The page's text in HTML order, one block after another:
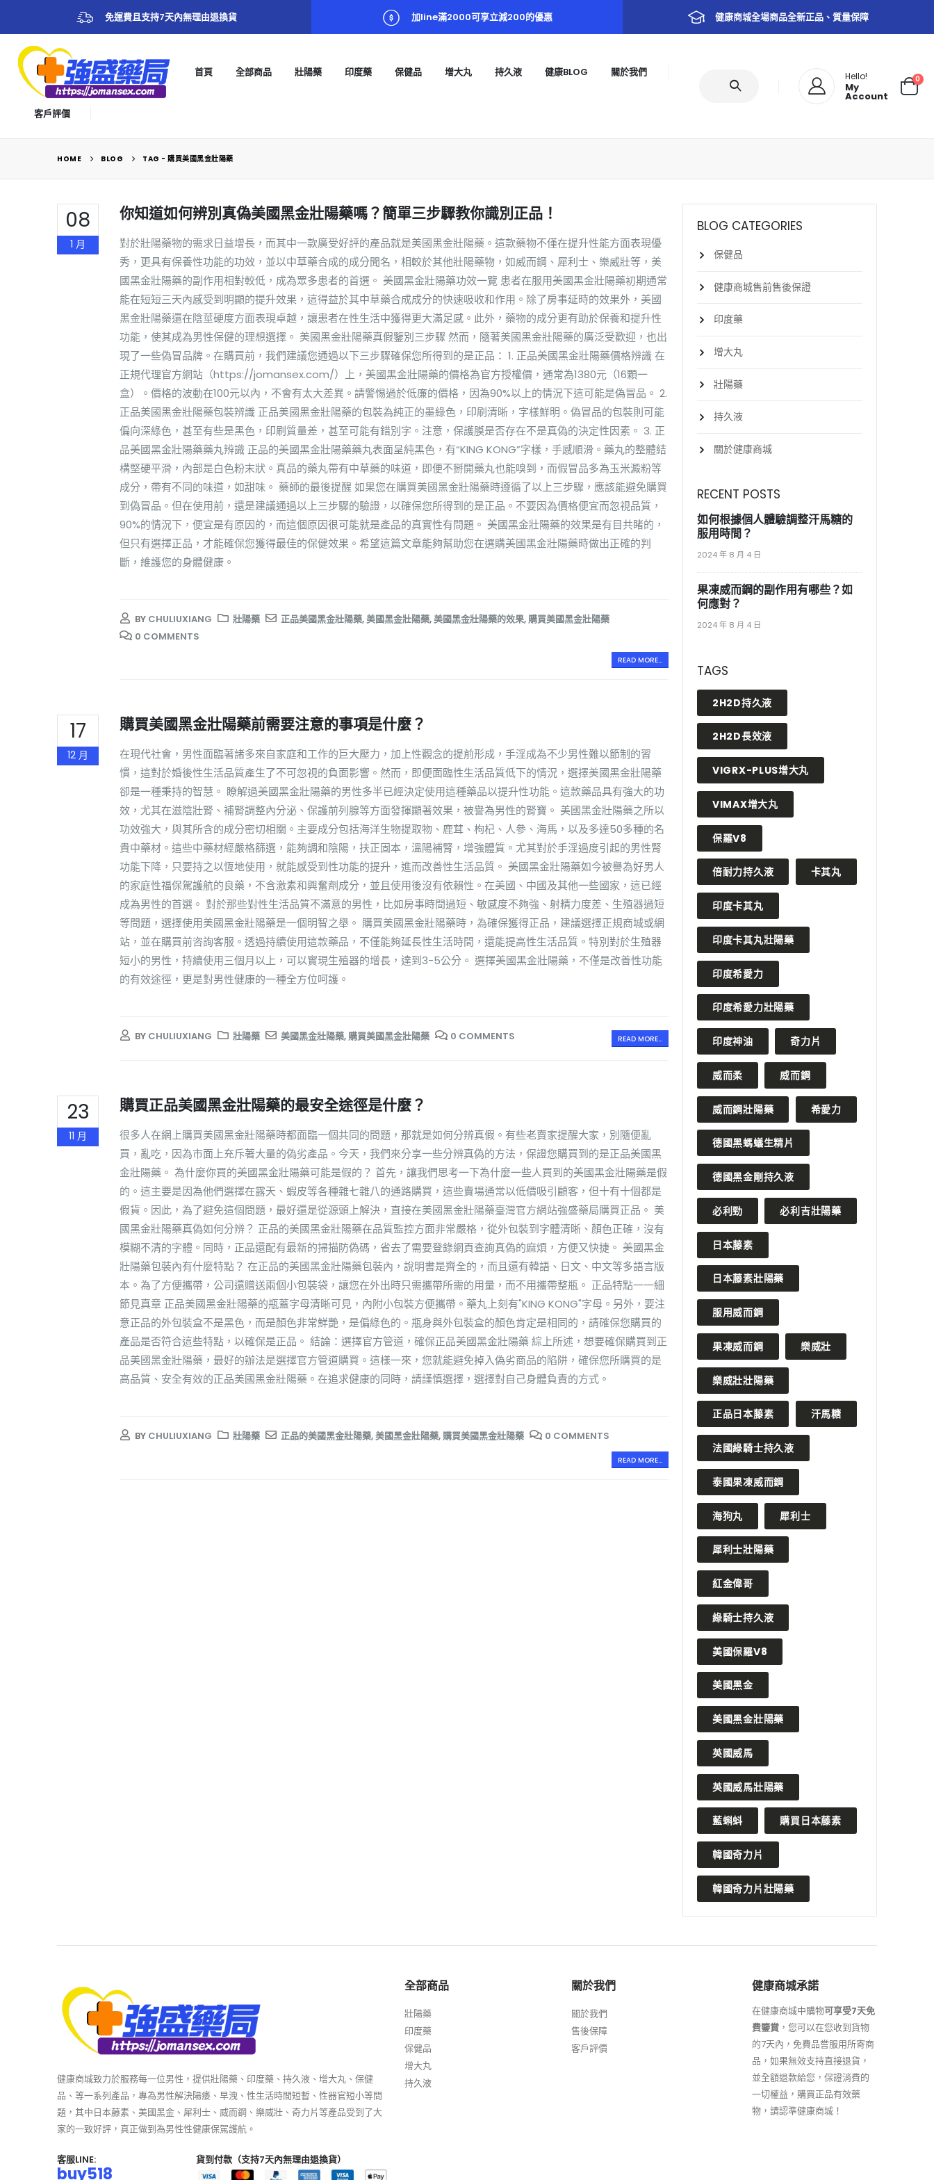
免運費且支持7天內無理由退換貨 加line滿2000可享立減200的優惠 健康商城全場商品全新正品、質量保障
首頁 全部商品 壯陽藥 印度藥 保健品 增大丸 持久液 健康BLOG 關於我們
客戶評價
Hello!
My
Account
0
HOME BLOG TAG - 購買美國黑金壯陽藥
08
1 月
你知道如何辨別真偽美國黑金壯陽藥嗎？簡單三步驟教你識別正品！
對於壯陽藥物的需求日益增長，而其中一款廣受好評的產品就是美國黑金壯陽藥。這款藥物不僅在提升性能方面表現優
秀，更具有保養性功能的功效，並以中草藥合成的成分聞名，相較於其他壯陽藥物，如威而鋼、犀利士、樂威壯等，美
國黑金壯陽藥的副作用相對較低，成為眾多患者的首選。 美國黑金壯陽藥功效一覽 患者在服用美國黑金壯陽藥初期通常
能在短短三天內感受到明顯的提升效果，這得益於其中草藥合成成分的快速吸收和作用。除了房事延時的效果外，美國
黑金壯陽藥還在陰莖硬度方面表現卓越，讓患者在性生活中獲得更大滿足感。此外，藥物的成分更有助於保養和提升性
功能，使其成為男性保健的理想選擇。 美國黑金壯陽藥真假鑒別三步驟 然而，隨著美國黑金壯陽藥的廣泛受歡迎，也出
現了一些偽冒品牌。在購買前，我們建議您通過以下三步驟確保您所得到的是正品： 1. 正品美國黑金壯陽藥價格辨識 在
正規代理官方網站（https://jomansex.com/）上，美國黑金壯陽藥的價格為官方授權價，通常為1380元（16顆一
盒）。價格的波動在100元以內，不會有太大差異。請警惕過於低廉的價格，因為90%以上的情況下這可能是偽冒品。 2.
正品美國黑金壯陽藥包裝辨識 正品美國黑金壯陽藥的包裝為純正的墨綠色，印刷清晰，字樣鮮明。偽冒品的包裝則可能
偏向深綠色，甚至有些是黑色，印刷質量差，甚至可能有錯別字。注意，保護膜是否存在不是真偽的決定性因素。 3. 正
品美國黑金壯陽藥藥丸辨識 正品的美國黑金壯陽藥藥丸表面呈純黑色，有“KING KONG”字樣，手感順滑。藥丸的整體結
構堅硬平滑，內部是白色粉末狀。真品的藥丸帶有中草藥的味道，即便不掰開藥丸也能嗅到，而假冒品多為玉米澱粉等
成分，帶有不同的味道，如甜味。 藥師的最後提醒 如果您在購買美國黑金壯陽藥時遵循了以上三步驟，應該能避免購買
到偽冒品。但在使用前，還是建議通過以上三步驟的驗證，以確保您所得到的是正品。不要因為價格便宜而忽視品質，
90%的情況下，便宜是有原因的，而這個原因很可能就是產品的真實性有問題。 美國黑金壯陽藥的效果是有目共睹的，
但只有選擇正品，才能確保您獲得最佳的保健效果。希望這篇文章能夠幫助您在選購美國黑金壯陽藥時做出正確的判
斷，維護您的身體健康。
BY CHULIUXIANG 壯陽藥 正品美國黑金壯陽藥,美國黑金壯陽藥,美國黑金壯陽藥的效果,購買美國黑金壯陽藥
0 COMMENTS
READ MORE...
17
12 月
購買美國黑金壯陽藥前需要注意的事項是什麼？
在現代社會，男性面臨著諸多來自家庭和工作的巨大壓力，加上性觀念的提前形成，手淫成為不少男性難以節制的習
慣，這對於婚後性生活品質產生了不可忽視的負面影響。然而，即便面臨性生活品質低下的情況，選擇美國黑金壯陽藥
卻是一種秉持的智慧。 瞭解過美國黑金壯陽藥的男性多半已經決定使用這種藥品以提升性功能。這款藥品具有強大的功
效，尤其在滋陰壯腎、補腎調整內分泌、保護前列腺等方面發揮顯著效果，被譽為男性的腎寶。 美國黑金壯陽藥之所以
功效強大，與其所含的成分密切相關。主要成分包括海洋生物提取物、鹿茸、枸杞、人參、海馬，以及多達50多種的名
貴中藥材。這些中藥材經嚴格篩選，能夠調和陰陽，扶正固本，溫陽補腎，增強體質。尤其對於手淫過度引起的男性腎
功能下降，只要持之以恆地使用，就能感受到性功能的提升，進而改善性生活品質。 美國黑金壯陽藥如今被譽為好男人
的家庭性福保駕護航的良藥，不含激素和興奮劑成分，並且使用後沒有依賴性。在美國、中國及其他一些國家，這已經
成為男性的首選。 對於那些對性生活品質不滿意的男性，比如房事時間過短、敏感度不夠強、射精力度差、生殖器過短
等問題，選擇使用美國黑金壯陽藥是一個明智之舉。 購買美國黑金壯陽藥時，為確保獲得正品，建議選擇正規商城或網
站，並在購買前咨詢客服。透過持續使用這款藥品，不僅能夠延長性生活時間，還能提高性生活品質。特別對於生殖器
短小的男性，持續使用三個月以上，可以實現生殖器的增長，達到3-5公分。 選擇美國黑金壯陽藥，不僅是改善性功能
的有效途徑，更是對男性健康的一種全方位呵護。
BY CHULIUXIANG 壯陽藥 美國黑金壯陽藥,購買美國黑金壯陽藥 0 COMMENTS READ MORE...
23
11 月
購買正品美國黑金壯陽藥的最安全途徑是什麼？
很多人在網上購買美國黑金壯陽藥時都面臨一個共同的問題，那就是如何分辨真假。有些老賣家提醒大家，別隨便亂
買，亂吃，因為市面上充斥著大量的偽劣產品。今天，我們來分享一些分辨真偽的方法，保證您購買到的是正品美國黑
金壯陽藥。 為什麼你買的美國黑金壯陽藥可能是假的？ 首先，讓我們思考一下為什麼一些人買到的美國黑金壯陽藥是假
的。這主要是因為他們選擇在露天、蝦皮等各種雜七雜八的通路購買，這些賣場通常以低價吸引顧客，但十有十個都是
假貨。因此，為了避免這個問題，最好還是從源頭上解決，直接在美國黑金壯陽藥臺灣官方網站強盛藥局購買正品。 美
國黑金壯陽藥真偽如何分辨？ 正品的美國黑金壯陽藥在品質監控方面非常嚴格，從外包裝到字體清晰、顏色正確，沒有
模糊不清的字體。同時，正品還配有最新的掃描防偽碼，省去了需要登錄網頁查詢真偽的麻煩，方便又快捷。 美國黑金
壯陽藥包裝內有什麼特點？ 在正品的美國黑金壯陽藥包裝內，說明書是齊全的，而且還有韓語、日文、中文等多語言版
本。為了方便攜帶，公司還贈送兩個小包裝袋，讓您在外出時只需攜帶所需的用量，而不用攜帶整瓶。 正品特點一一細
節見真章 正品美國黑金壯陽藥的瓶蓋字母清晰可見，內附小包裝方便攜帶。藥丸上刻有"KING KONG"字母。另外，要注
意正品的外包裝盒不是黑色，而是顏色非常鮮艷，是偏綠色的。瓶身與外包裝盒的顏色肯定是相同的，請確保您購買的
產品是否符合這些特點，以確保是正品。 結論：選擇官方管道，確保正品美國黑金壯陽藥 綜上所述，想要確保購買到正
品美國黑金壯陽藥，最好的辦法是選擇官方管道購買。這樣一來，您就能避免掉入偽劣商品的陷阱，確保您所購買的是
高品質、安全有效的正品美國黑金壯陽藥。在追求健康的同時，請謹慎選擇，選擇對自己身體負責的方式。
BY CHULIUXIANG 壯陽藥 正品的美國黑金壯陽藥,美國黑金壯陽藥,購買美國黑金壯陽藥 0 COMMENTS
READ MORE...
BLOG CATEGORIES
保健品
健康商城售前售後保證
印度藥
增大丸
壯陽藥
持久液
關於健康商城
RECENT POSTS
如何根據個人體驗調整汗馬糖的
服用時間？
2024 年 8 月 4 日
果凍威而鋼的副作用有哪些？如
何應對？
2024 年 8 月 4 日
TAGS
2H2D持久液
2H2D長效液
VIGRX-PLUS增大丸
VIMAX增大丸
保羅V8
倍耐力持久液 卡其丸
印度卡其丸
印度卡其丸壯陽藥
印度希愛力
印度希愛力壯陽藥
印度神油 奇力片
威而柔 威而鋼
威而鋼壯陽藥 希愛力
德國黑螞蟻生精片
德國黑金剛持久液
必利勁 必利吉壯陽藥
日本藤素
日本藤素壯陽藥
服用威而鋼
果凍威而鋼 樂威壯
樂威壯壯陽藥
正品日本藤素 汗馬糖
法國綠騎士持久液
泰國果凍威而鋼
海狗丸 犀利士
犀利士壯陽藥
紅金偉哥
綠騎士持久液
美國保羅V8
美國黑金
美國黑金壯陽藥
英國威馬
英國威馬壯陽藥
藍蝌蚪 購買日本藤素
韓國奇力片
韓國奇力片壯陽藥
健康商城致力於服務每一位男性，提供壯陽藥、印度藥、持久液、增大丸、保健
品、等一系列產品，專為男性解決陽痿、早洩、性生活時間短暫、性器官短小等問
題，其中日本藤素、美國黑金、犀利士、威而鋼、樂威壯、奇力片等產品受到了大
家的一致好評，真正做到為男性性健康保駕護航。
客服LINE:
buy518
貨到付款（支持7天內無理由退換貨）
全部商品
壯陽藥
印度藥
保健品
增大丸
持久液
關於我們
關於我們
售後保障
客戶評價
健康商城承諾
在健康商城中購物可享受7天免
費鑒賞 ，您可以在您收到貨物
的7天內，免費品嘗服用所寄商
品，如果無效支持直接退貨，
並全額退款給您，保證消費的
一切權益，購買正品有效藥
物，請認準健康商城！